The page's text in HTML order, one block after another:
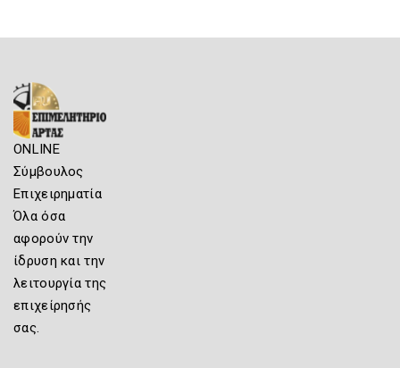
ONLINE
Σύμβουλος
Επιχειρηματία
Όλα όσα
αφορούν την
ίδρυση και την
λειτουργία της
επιχείρησής
σας.